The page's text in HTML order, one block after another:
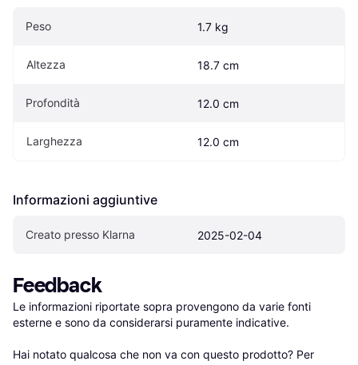
Peso 1.7 kg
Altezza 18.7 cm
Profondità 12.0 cm
Larghezza 12.0 cm
Informazioni aggiuntive
Creato presso Klarna 2025-02-04
Feedback
Le informazioni riportate sopra provengono da varie fonti
esterne e sono da considerarsi puramente indicative.
Hai notato qualcosa che non va con questo prodotto? Per